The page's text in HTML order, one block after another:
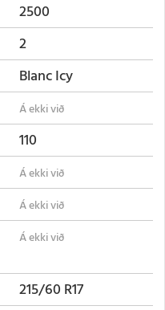
2500
2
Blanc Icy
110
215/60 R17